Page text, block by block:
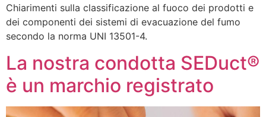
Chiarimenti sulla classificazione al fuoco dei prodotti e
dei componenti dei sistemi di evacuazione del fumo
secondo la norma UNI 13501-4.
La nostra condotta SEDuct®
è un marchio registrato